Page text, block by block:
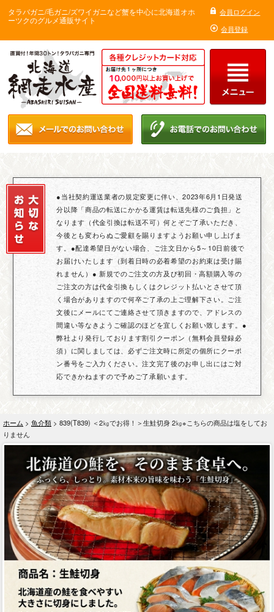
タラバガニ/毛ガニ/ズワイガニなど蟹を中心に北海道オホ
ーツクのグルメ通販サイト
会員ログイン
会員登録
●当社契約運送業者の規定変更に伴い、2023年6月1日発送
分以降「商品の転送にかかる運賃は転送先様のご負担」と
なります（代金引換は転送不可）何とぞご了承いただき、
今後とも変わらぬご愛顧を賜りますようお願い申し上げま
す。●配達希望日がない場合、ご注文日から5～10日前後で
お届けいたします（到着日時の必着希望のお約束は受け賜
れません）● 新規でのご注文の方及び初回・高額購入等の
ご注文の方は代金引換もしくはクレジット払いとさせて頂
く場合がありますので何卒ご了承の上ご理解下さい。ご注
文後にメールにてご連絡させて頂きますので、アドレスの
間違い等なきようご確認のほどを宜しくお願い致します。●
弊社より発行しております割引クーポン（無料会員登録必
須）に関しましては、必ずご注文時に所定の個所にクーポ
ン番号をご入力ください。注文完了後のお申し出にはご対
応できかねますので予めご了承願います。
ホーム > 魚介類 > 839(T839) ＜2㎏でお得！＞生鮭切身 2㎏※こちらの商品は塩をしてお
りません